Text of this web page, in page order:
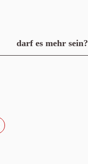
darf es mehr sein?